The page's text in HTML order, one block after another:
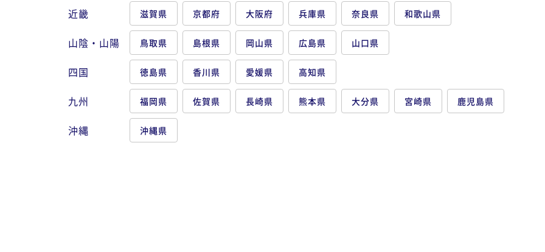
近畿 滋賀県 京都府 大阪府 兵庫県 奈良県 和歌山県
山陰・山陽 鳥取県 島根県 岡山県 広島県 山口県
四国 徳島県 香川県 愛媛県 高知県
九州 福岡県 佐賀県 長崎県 熊本県 大分県 宮崎県 鹿児島県
沖縄 沖縄県